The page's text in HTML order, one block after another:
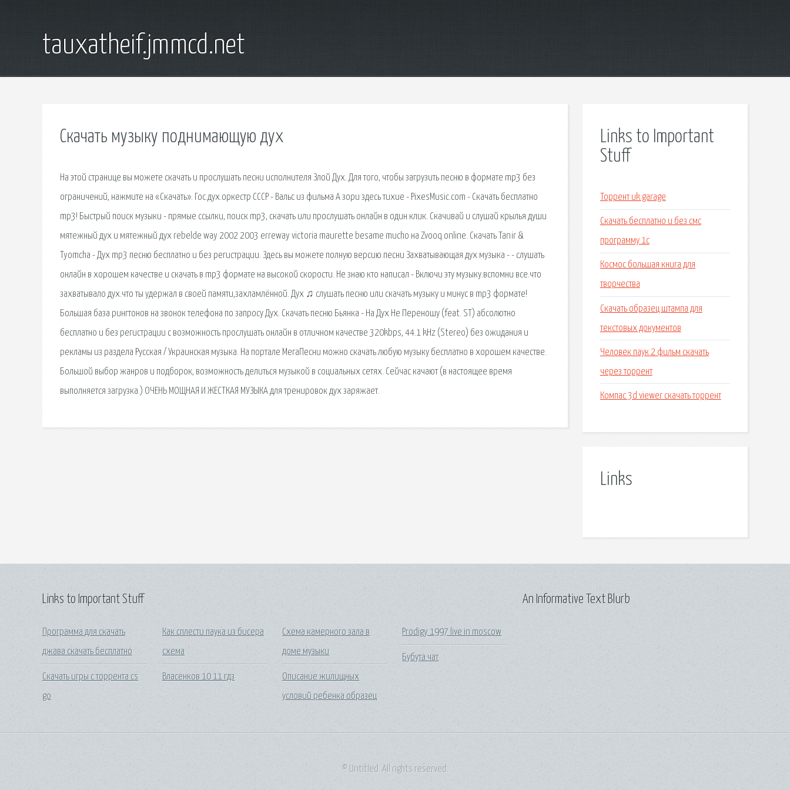
tauxatheif.jmmcd.net
Скачать музыку поднимающую дух
На этой странице вы можете скачать и прослушать песни исполнителя Злой Дух. Для того, чтобы загрузить песню в формате mp3 без
ограничений, нажмите на «Скачать». Гос.дух.оркестр СССР - Вальс из фильма А зори здесь тихие - PixesMusic.com - Скачать бесплатно
mp3! Быстрый поиск музыки - прямые ссылки, поиск mp3, скачать или прослушать онлайн в один клик. Скачивай и слушай крылья души
мятежный дух и мятежный дух rebelde way 2002 2003 erreway victoria maurette besame mucho на Zvooq.online. Скачать Tanir &
Tyomcha - Дух mp3 песню бесплатно и без регистрации. Здесь вы можете полную версию песни Захватывающая дух музыка - - слушать
онлайн в хорошем качестве и скачать в mp3 формате на высокой скорости. Не знаю кто написал - Включи эту музыку.вспомни все.что
захватывало дух.что ты удержал в своей памяти,захламлённой. Дух ♫ слушать песню или скачать музыку и минус в mp3 формате!
Большая база рингтонов на звонок телефона по запросу Дух. Скачать песню Бьянка - На Дух Не Переношу (feat. ST) абсолютно
бесплатно и без регистрации с возможность прослушать онлайн в отличном качестве 320kbps, 44.1 kHz (Stereo) без ожидания и
рекламы из раздела Русская / Украинская музыка. На портале МегаПесни можно скачать любую музыку бесплатно в хорошем качестве.
Большой выбор жанров и подборок, возможность делиться музыкой в социальных сетях. Сейчас качают (в настоящее время
выполняется загрузка.) ОЧЕНЬ МОЩНАЯ И ЖЕСТКАЯ МУЗЫКА для тренировок дух заряжает.
Links to Important
Stuff
Торрент uk garage
Скачать бесплатно и без смс
программу 1с
Космос большая книга для
творчества
Скачать образец штампа для
текстовых документов
Человек паук 2 фильм скачать
через торрент
Компас 3d viewer скачать торрент
Links
Links to Important Stuff
Программа для скачать
джава скачать бесплатно
Скачать игры с торрента cs
go
Как сплести паука из бисера
схема
Власенков 10 11 гдз
Схема камерного зала в
доме музыки
Описание жилищных
условий ребенка образец
Prodigy 1997 live in moscow
Бубута чат
An Informative Text Blurb
© Untitled. All rights reserved.